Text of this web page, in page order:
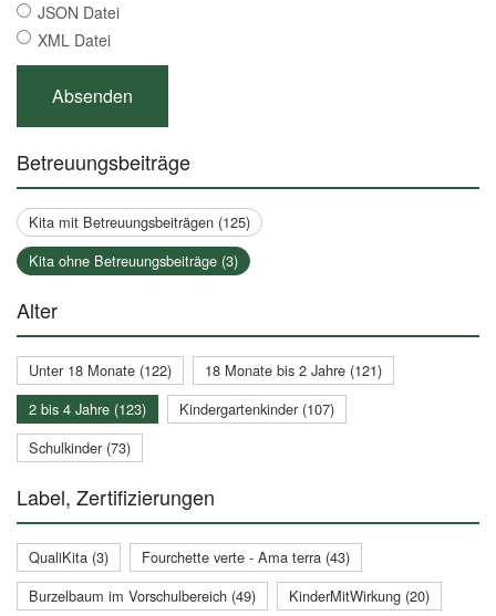
JSON Datei
XML Datei
Betreuungsbeiträge
Kita mit Betreuungsbeiträgen (125)
Kita ohne Betreuungsbeiträge (3)
Alter
Unter 18 Monate (122)
18 Monate bis 2 Jahre (121)
2 bis 4 Jahre (123)
Kindergartenkinder (107)
Schulkinder (73)
Label, Zertifizierungen
QualiKita (3)
Fourchette verte - Ama terra (43)
Burzelbaum im Vorschulbereich (49)
KinderMitWirkung (20)